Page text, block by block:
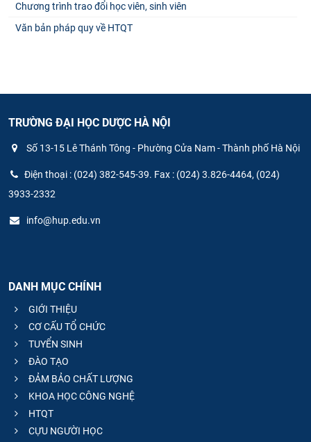
Chương trình trao đổi học viên, sinh viên
Văn bản pháp quy về HTQT
TRƯỜNG ĐẠI HỌC DƯỢC HÀ NỘI
Số 13-15 Lê Thánh Tông - Phường Cửa Nam - Thành phố Hà Nội
Điện thoại : (024) 382-545-39. Fax : (024) 3.826-4464, (024)
3933-2332
info@hup.edu.vn
DANH MỤC CHÍNH
GIỚI THIỆU
CƠ CẤU TỔ CHỨC
TUYỂN SINH
ĐÀO TẠO
ĐẢM BẢO CHẤT LƯỢNG
KHOA HỌC CÔNG NGHỆ
HTQT
CỰU NGƯỜI HỌC